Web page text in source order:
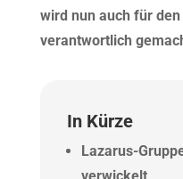
wird nun auch für
verantwortlich
In Kürze
Lazarus-